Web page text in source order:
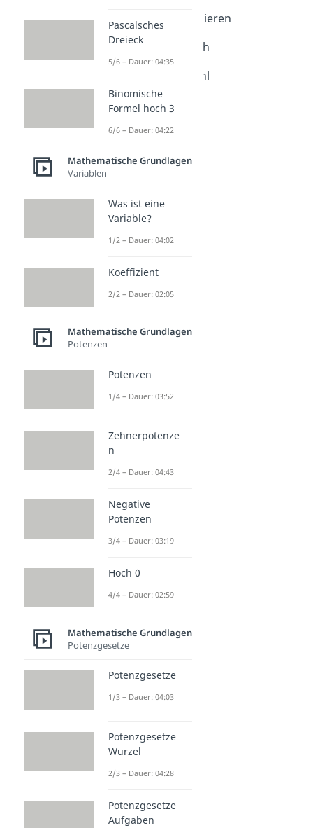
Dezimalzahlen dividieren
Dezimalzahl in Bruch
Dauer: 05:27
Bruch in Dezimalzahl
Dauer: 04:22
Runden
Pascalsches
Dreieck
5/6 – Dauer: 04:35
Binomische
Formel hoch 3
6/6 – Dauer: 04:22
Mathematische Grundlagen
Variablen
Was ist eine
Variable?
1/2 – Dauer: 04:02
Koeffizient
2/2 – Dauer: 02:05
Mathematische Grundlagen
Potenzen
Potenzen
1/4 – Dauer: 03:52
Zehnerpotenze
n
2/4 – Dauer: 04:43
Negative
Potenzen
3/4 – Dauer: 03:19
Hoch 0
4/4 – Dauer: 02:59
Mathematische Grundlagen
Potenzgesetze
Potenzgesetze
1/3 – Dauer: 04:03
Potenzgesetze
Wurzel
2/3 – Dauer: 04:28
Potenzgesetze
Aufgaben